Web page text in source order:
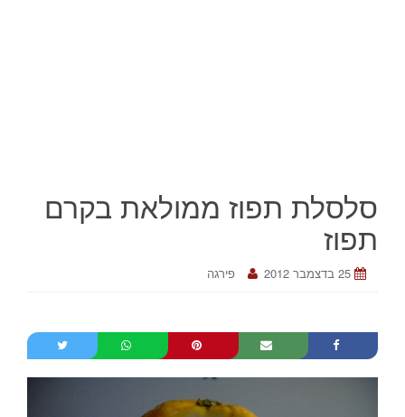
סלסלת תפוז ממולאת בקרם
תפוז
25 בדצמבר 2012 פירגה